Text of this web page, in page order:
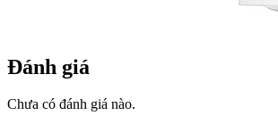
Đánh giá
Chưa có đánh giá nào.